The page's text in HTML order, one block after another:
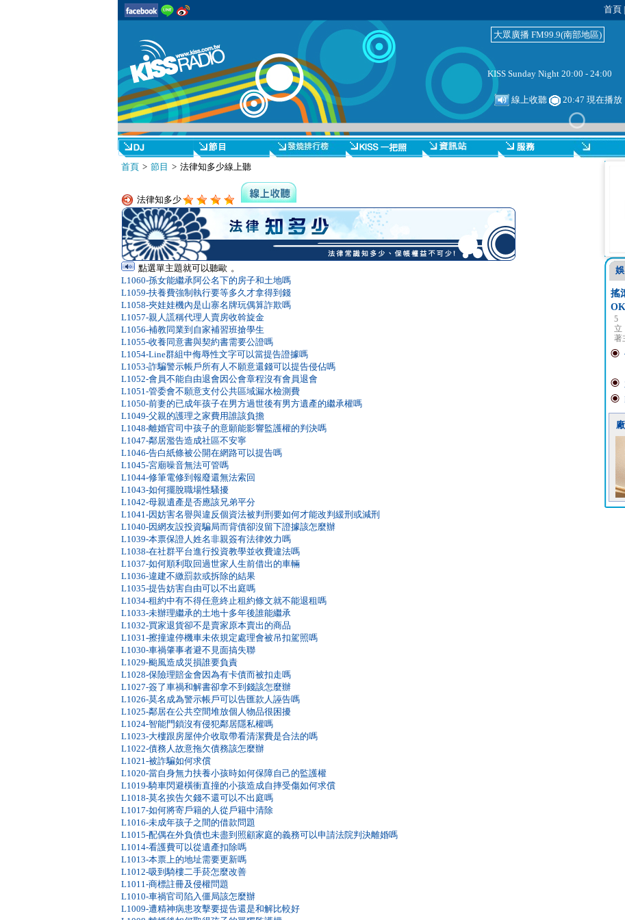
首頁
大眾廣播 FM99.9(南部地區)
KISS Sunday Night 20:00 - 24:00
線上收聽 20:47 現在播放
首頁> 節目 > 法律知多少線上聽
法律知多少
點選單主題就可以聽歐 。
L1060-孫女能繼承阿公名下的房子和土地嗎
L1059-扶養費強制執行要等多久才拿得到錢
L1058-夾娃娃機內是山寨名牌玩偶算詐欺嗎
L1057-親人謊稱代理人賣房收斡旋金
L1056-補教同業到自家補習班搶學生
L1055-收養同意書與契約書需要公證嗎
L1054-Line群組中侮辱性文字可以當提告證據嗎
L1053-詐騙警示帳戶所有人不願意還錢可以提告侵佔嗎
L1052-會員不能自由退會因公會章程沒有會員退會
L1051-管委會不願意支付公共區域漏水檢測費
L1050-前妻的已成年孩子在男方過世後有男方遺產的繼承權嗎
L1049-父親的護理之家費用誰該負擔
L1048-離婚官司中孩子的意願能影響監護權的判決嗎
L1047-鄰居濫告造成社區不安寧
L1046-告白紙條被公開在網路可以提告嗎
L1045-宮廟噪音無法可管嗎
L1044-修筆電修到報廢還無法索回
L1043-如何擺脫職場性騷擾
L1042-母親遺產是否應該兄弟平分
L1041-因妨害名譽與違反個資法被判刑要如何才能改判緩刑或減刑
L1040-因網友設投資騙局而背債卻沒留下證據該怎麼辦
L1039-本票保證人姓名非親簽有法律效力嗎
L1038-在社群平台進行投資教學並收費違法嗎
L1037-如何順利取回過世家人生前借出的車輛
L1036-違建不繳罰款或拆除的結果
L1035-提告妨害自由可以不出庭嗎
L1034-租約中有不得任意終止租約條文就不能退租嗎
L1033-未辦理繼承的土地十多年後誰能繼承
L1032-買家退貨卻不是賣家原本賣出的商品
L1031-擦撞違停機車未依規定處理會被吊扣駕照嗎
L1030-車禍肇事者避不見面搞失聯
L1029-颱風造成災損誰要負責
L1028-保險理賠金會因為有卡債而被扣走嗎
L1027-簽了車禍和解書卻拿不到錢該怎麼辦
L1026-莫名成為警示帳戶可以告匯款人誣告嗎
L1025-鄰居在公共空間堆放個人物品很困擾
L1024-智能門鎖沒有侵犯鄰居隱私權嗎
L1023-大樓跟房屋仲介收取帶看清潔費是合法的嗎
L1022-債務人故意拖欠債務該怎麼辦
L1021-被詐騙如何求償
L1020-當自身無力扶養小孩時如何保障自己的監護權
L1019-騎車閃避橫衝直撞的小孩造成自摔受傷如何求償
L1018-莫名挨告欠錢不還可以不出庭嗎
L1017-如何將寄戶籍的人從戶籍中清除
L1016-未成年孩子之間的借款問題
L1015-配偶在外負債也未盡到照顧家庭的義務可以申請法院判決離婚嗎
L1014-看護費可以從遺產扣除嗎
L1013-本票上的地址需要更新嗎
L1012-吸到騎樓二手菸怎麼改善
L1011-商標註冊及侵權問題
L1010-車禍官司陷入僵局該怎麼辦
L1009-遭精神病患攻擊要提告還是和解比較好
搖
5
立
著